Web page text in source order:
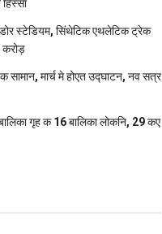
स्‍टेडि‍यम, सिंथेटिक एथलेटिक ट्रेक
सामान, मार्च मे होएत उद्घाटन, नव सत्र
गृह क 16 बालिका लोकनि, 29 कए